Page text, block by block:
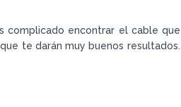
complicado encontrar el cable que
te darán muy buenos resultados.